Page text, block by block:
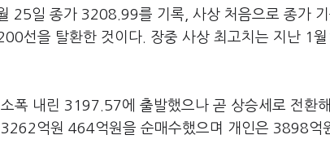
25일 종가 3208.99를 기록, 사상 처음으로 종가
선을 탈환한 것이다. 장중 사상 최고치는 지난 1
폭 내린 3197.57에 출발했으나 곧 상승세로 전환
억원 464억원을 순매수했으며 개인은 3898억